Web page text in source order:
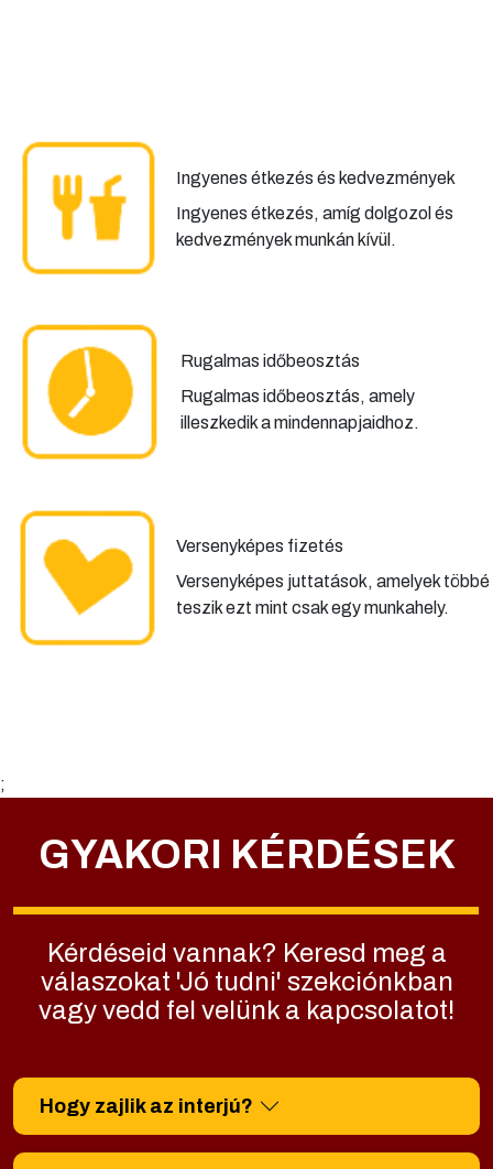
Ingyenes étkezés és kedvezmények
Ingyenes étkezés, amíg dolgozol és
kedvezmények munkán kívül.
Rugalmas időbeosztás
Rugalmas időbeosztás, amely
illeszkedik a mindennapjaidhoz.
Versenyképes fizetés
Versenyképes juttatások, amelyek többé
teszik ezt mint csak egy munkahely.
;
GYAKORI KÉRDÉSEK
Kérdéseid vannak? Keresd meg a
válaszokat 'Jó tudni' szekciónkban
vagy vedd fel velünk a kapcsolatot!
Hogy zajlik az interjú?